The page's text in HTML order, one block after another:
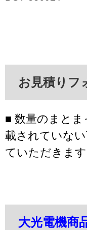
お見積りフ
■ 数量のまと
載されていな
ていただきます
大光電機商